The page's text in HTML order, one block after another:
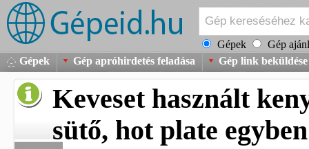
Gépek
Gép
Gépek
Gép apróhirdetés feladása Gép link beküldése
Keveset használt
sütő, hot plate